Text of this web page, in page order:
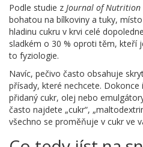
Podle studie z Journal of Nutrition
bohatou na bílkoviny a tuky,
hladinu cukru v krvi celé
sladkém o 30 % oproti těm, kteří
to fyziologie.
Navíc, pečivo často obsahuje
přísady, které nechcete. Dokonce
přidaný cukr, olej nebo
často najdete „cukr“,
všechno se proměňuje v cukr ve